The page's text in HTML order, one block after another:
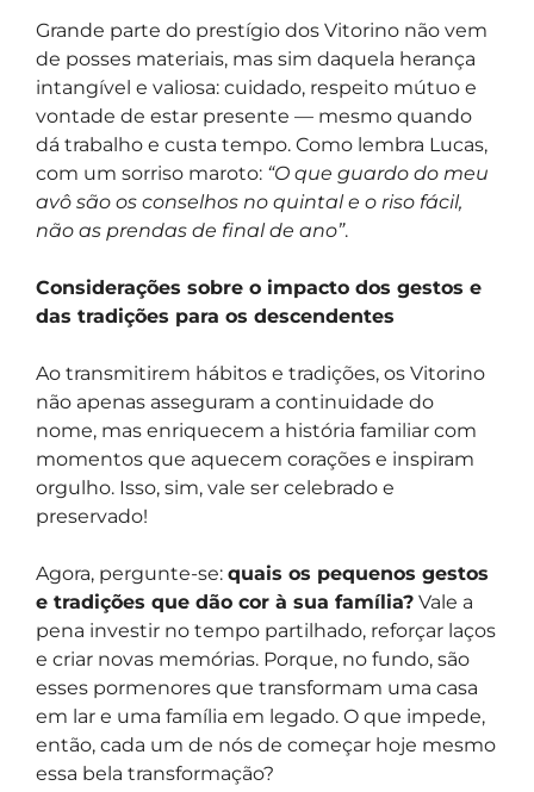
Grande parte do prestígio dos Vitorino não vem
de posses materiais, mas sim daquela herança
intangível e valiosa: cuidado, respeito mútuo e
vontade de estar presente — mesmo quando
dá trabalho e custa tempo. Como lembra Lucas,
com um sorriso maroto: “O que guardo do meu
avô são os conselhos no quintal e o riso fácil,
não as prendas de final de ano”.
Considerações sobre o impacto dos gestos e
das tradições para os descendentes
Ao transmitirem hábitos e tradições, os Vitorino
não apenas asseguram a continuidade do
nome, mas enriquecem a história familiar com
momentos que aquecem corações e inspiram
orgulho. Isso, sim, vale ser celebrado e
preservado!
Agora, pergunte-se: quais os pequenos gestos
e tradições que dão cor à sua família? Vale a
pena investir no tempo partilhado, reforçar laços
e criar novas memórias. Porque, no fundo, são
esses pormenores que transformam uma casa
em lar e uma família em legado. O que impede,
então, cada um de nós de começar hoje mesmo
essa bela transformação?